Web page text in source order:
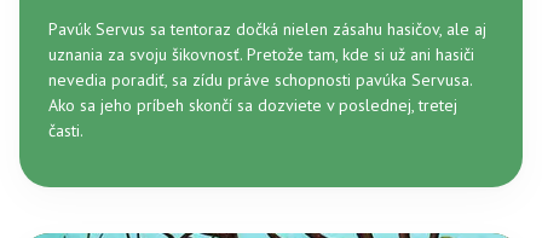
Pavúk Servus sa tentoraz dočká nielen zásahu hasičov, ale aj
uznania za svoju šikovnosť. Pretože tam, kde si už ani hasiči
nevedia poradiť, sa zídu práve schopnosti pavúka Servusa.
Ako sa jeho príbeh skončí sa dozviete v poslednej, tretej
časti.